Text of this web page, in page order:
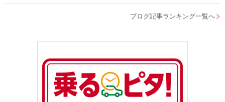
ブログ記事ランキング一覧へ